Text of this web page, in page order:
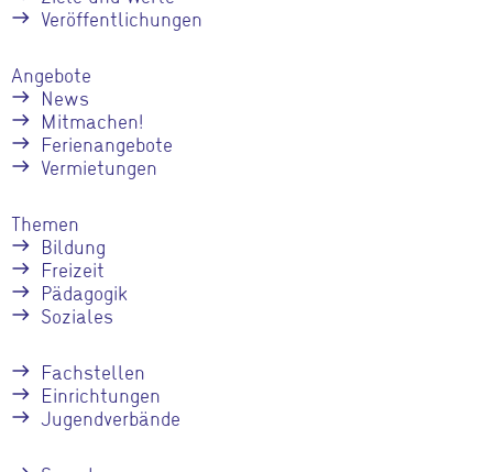
Veröffentlichungen
Angebote
News
Mitmachen!
Ferienangebote
Vermietungen
Themen
Bildung
Freizeit
Pädagogik
Soziales
Fachstellen
Einrichtungen
Jugendverbände